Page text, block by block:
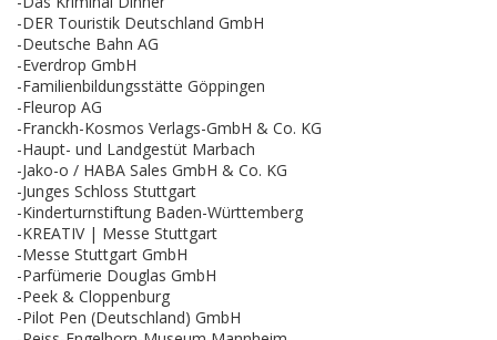
-DER Touristik Deutschland GmbH
-Deutsche Bahn AG
-Everdrop GmbH
-Familienbildungsstätte Göppingen
-Fleurop AG
-Franckh-Kosmos Verlags-GmbH & Co. KG
-Haupt- und Landgestüt Marbach
-Jako-o / HABA Sales GmbH & Co. KG
-Junges Schloss Stuttgart
-Kinderturnstiftung Baden-Württemberg
-KREATIV | Messe Stuttgart
-Messe Stuttgart GmbH
-Parfümerie Douglas GmbH
-Peek & Cloppenburg
-Pilot Pen (Deutschland) GmbH